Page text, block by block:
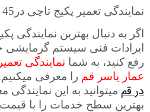
نمایندگی تعمیر پکیج تاچی در45 متری عمار یاسر قم
اگر به دنبال بهترین نمایندگی
ایرادات فنی سیستم گرمایشی
رفع کنید، به شما
عمار یاسر قم را معرفی
در قم می­توانید به این نمایندگی
بهترین سطح خدمات را با